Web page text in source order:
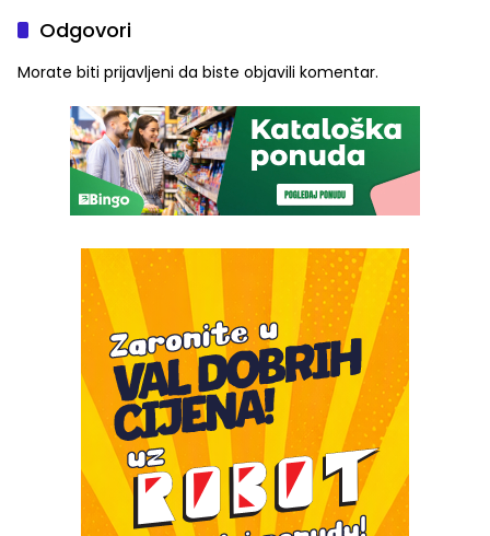
Odgovori
Morate biti prijavljeni da biste objavili komentar.